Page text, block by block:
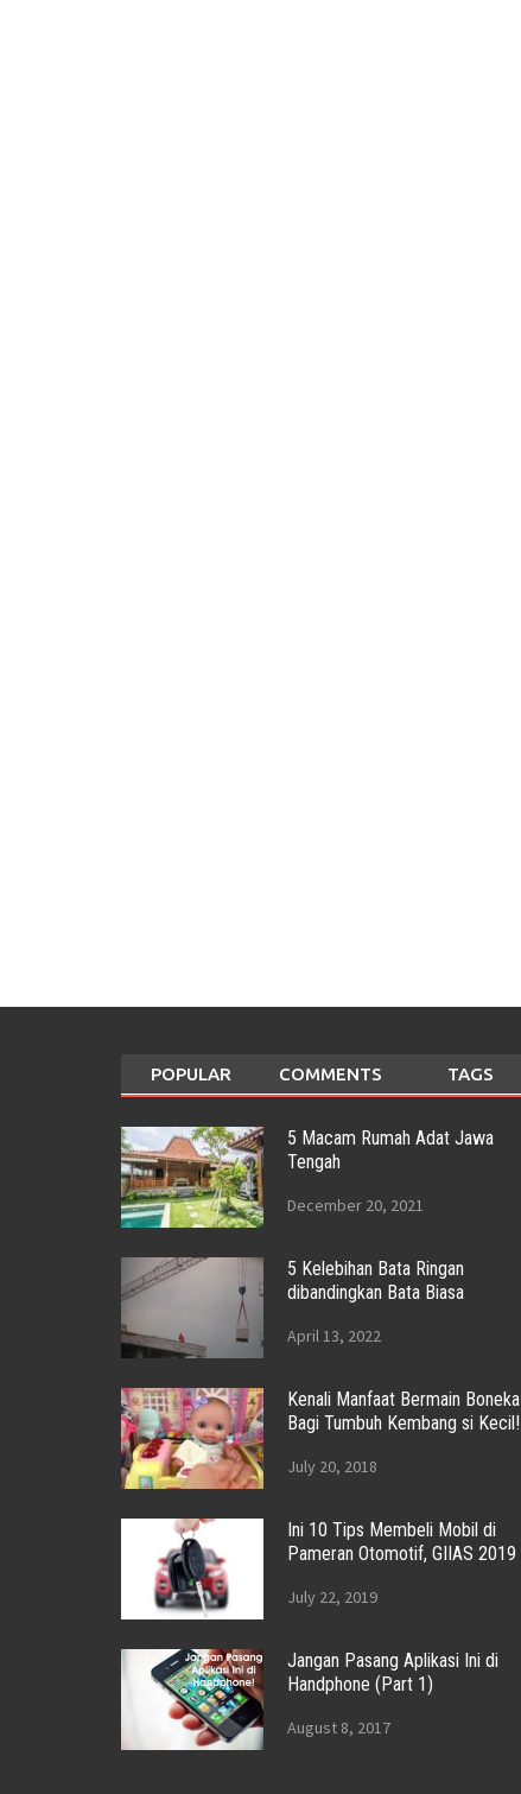
POPULAR COMMENTS TAGS
5 Macam Rumah Adat Jawa
Tengah
December 20, 2021
5 Kelebihan Bata Ringan
dibandingkan Bata Biasa
April 13, 2022
Kenali Manfaat Bermain Boneka
Bagi Tumbuh Kembang si Kecil!
July 20, 2018
Ini 10 Tips Membeli Mobil di
Pameran Otomotif, GIIAS 2019
July 22, 2019
Jangan Pasang Aplikasi Ini di
Handphone (Part 1)
August 8, 2017